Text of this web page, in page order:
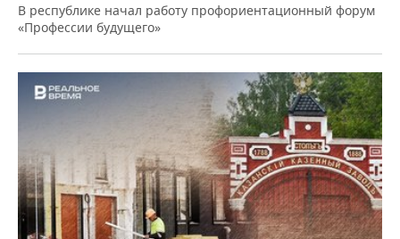
В республике начал работу профориентационный форум
«Профессии будущего»